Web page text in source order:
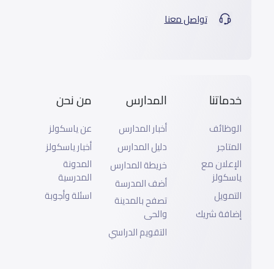
تواصل معنا
خدماتنا
الوظائف
المتاجر
الإعلان مع
ياسكولز
التمويل
إضافة شريك
المدارس
أخبار المدارس
دليل المدارس
خريطة المدارس
أضف المدرسة
تصفح بالمدينة
والحى
التقويم الدراسي
من نحن
عن ياسكولز
أخبار ياسكولز
المدونة
المدرسية
اسئلة وأجوبة